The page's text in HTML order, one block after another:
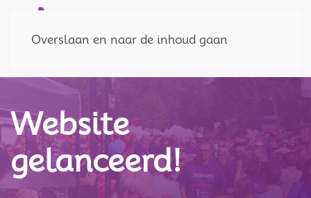
Overslaan en naar de inhoud gaan
Doneer
Website
gelanceerd!